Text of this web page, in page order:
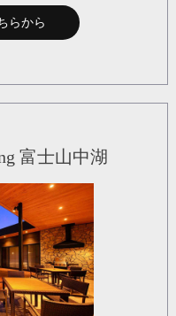
らから
富士山中湖